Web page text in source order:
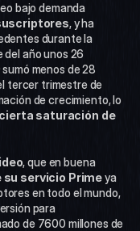
bajo demanda
, y ha
durante la
del año unos 26
menos de 28
tercer trimestre de
de crecimiento, lo
cierta saturación de
, que en buena
su servicio Prime ya
en todo el mundo,
para
de 7600 millones de